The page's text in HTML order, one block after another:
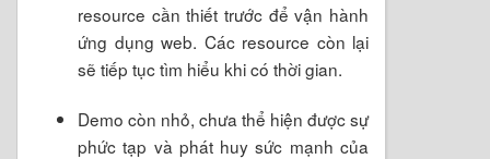
resource cần thiết trước để vận hành
ứng dụng web. Các resource còn lại
sẽ tiếp tục tìm hiểu khi có thời gian.
Demo còn nhỏ, chưa thể hiện được sự
phức tạp và phát huy sức mạnh của